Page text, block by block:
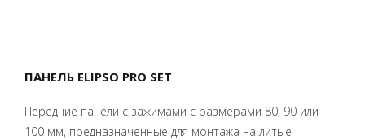
ПАНЕЛЬ ELIPSO PRO SET
Передние панели с зажимами с размерами 80, 90 или
100 мм, предназначенные для монтажа на литые